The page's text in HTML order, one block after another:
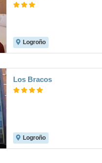
Logroño
Los Bracos
Logroño